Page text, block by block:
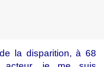
la disparition, à 68